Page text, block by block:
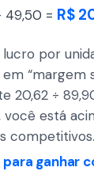
49,50 = R$
por
“margem
20,62 ÷
você está
competitivos.
para ganhar